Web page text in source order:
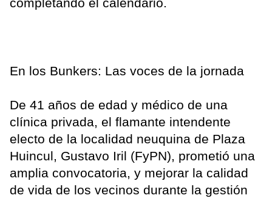
completando el calendario.
En los Bunkers: Las voces de la jornada
De 41 años de edad y médico de una
clínica privada, el flamante intendente
electo de la localidad neuquina de Plaza
Huincul, Gustavo Iril (FyPN), prometió una
amplia convocatoria, y mejorar la calidad
de vida de los vecinos durante la gestión